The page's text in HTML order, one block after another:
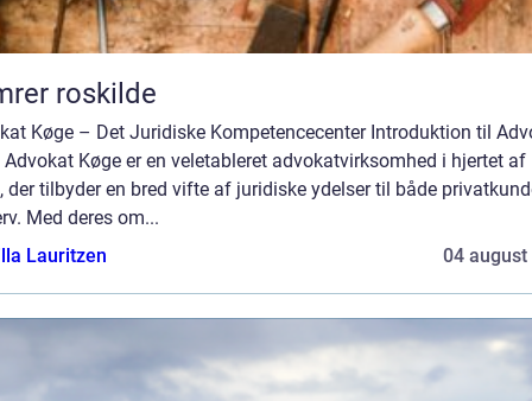
roskilde
Køge – Det Juridiske Kompetencecenter Introduktion til
Advokat Køge er en veletableret advokatvirksomhed i hjertet af
der tilbyder en bred vifte af juridiske ydelser til både
Med deres om...
Lauritzen
04 august